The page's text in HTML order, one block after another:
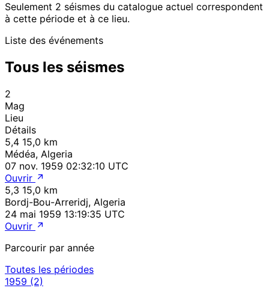
Seulement 2 séismes du catalogue actuel correspondent
à cette période et à ce lieu.
Liste des événements
Tous les séismes
2
Mag
Lieu
Détails
5,4 15,0 km
Médéa, Algeria
07 nov. 1959 02:32:10 UTC
Ouvrir
5,3 15,0 km
Bordj-Bou-Arreridj, Algeria
24 mai 1959 13:19:35 UTC
Ouvrir
Parcourir par année
Toutes les périodes
1959 (2)